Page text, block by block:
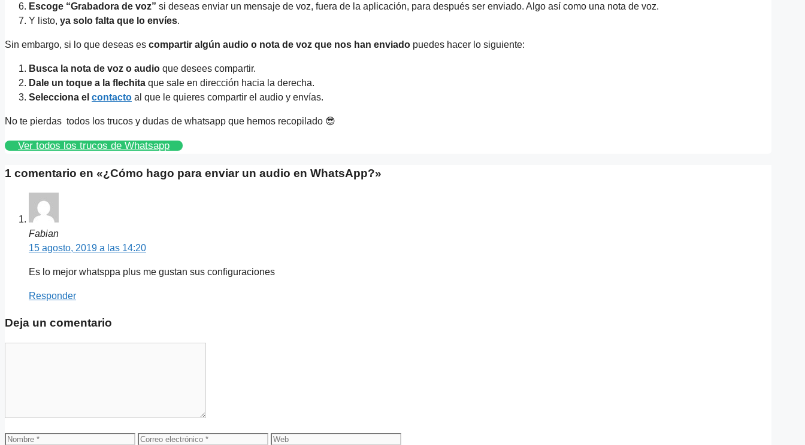
Escoge “Grabadora de voz” si deseas enviar un mensaje de voz, fuera de la aplicación, para después ser enviado. Algo así como una nota de voz.
Y listo, ya solo falta que lo envíes.
Sin embargo, si lo que deseas es compartir algún audio o nota de voz que nos han enviado puedes hacer lo siguiente:
Busca la nota de voz o audio que desees compartir.
Dale un toque a la flechita que sale en dirección hacia la derecha.
Selecciona el contacto al que le quieres compartir el audio y envías.
No te pierdas todos los trucos y dudas de whatsapp que hemos recopilado 😎
Ver todos los trucos de Whatsapp
1 comentario en «¿Cómo hago para enviar un audio en WhatsApp?»
Fabian
15 agosto, 2019 a las 14:20
Es lo mejor whatsppa plus me gustan sus configuraciones
Responder
Deja un comentario
Nombre Correo Web